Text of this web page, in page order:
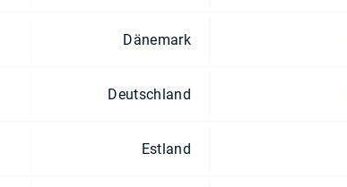
Dänemark
Deutschland
Estland